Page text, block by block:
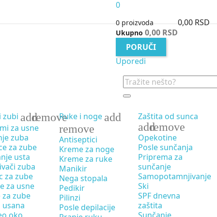
0
0 proizvoda 0,00 RSD
Ukupno 0,00 RSD
PORUČI
Uporedi
zubi addremove
za usne
zuba
za zube
usta
zuba
za zube
za usne
za zube
Ruke i noge add
remove
Antiseptici
Kreme za noge
Kreme za ruke
Manikir
Nega stopala
Pedikir
Pilinzi
Posle depilacije
Zaštita od sunca
addremove
Opekotine
Posle sunčanja
Priprema za
sunčanje
Samopotamnjivanje
Ski
SPF dnevna
zaštita